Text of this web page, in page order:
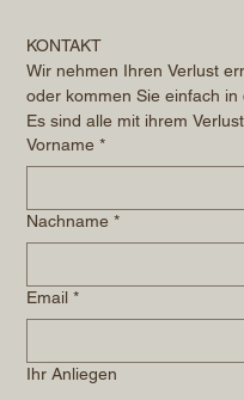
KONTAKT
Wir nehmen Ihren Verlust
oder kommen Sie einfach in
Es sind alle mit ihrem
Vorname *
Nachname *
Email *
Ihr Anliegen